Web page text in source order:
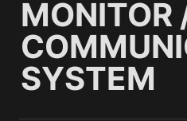
MONITOR
SYSTEM